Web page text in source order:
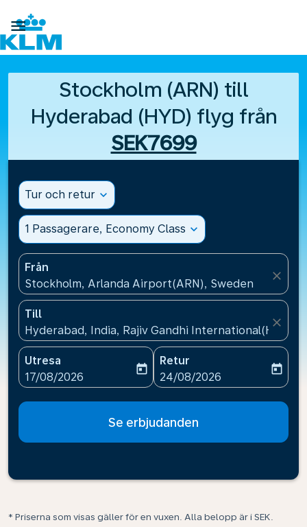

Stockholm (ARN) till
Hyderabad (HYD) flyg från
SEK7699
Tur och retur expand_more
1 Passagerare, Economy Class expand_more
Från
Stockholm, Arlanda Airport(ARN), Sweden
close
Till
Hyderabad, India, Rajiv Gandhi International(HYD),
close
Utresa
fc-booking-departure-date-aria-label
17/08/2026
today
Retur
fc-booking-return-date-
24/08/2026
today
Se erbjudanden
* Priserna som visas gäller för en vuxen. Alla belopp är i SEK.